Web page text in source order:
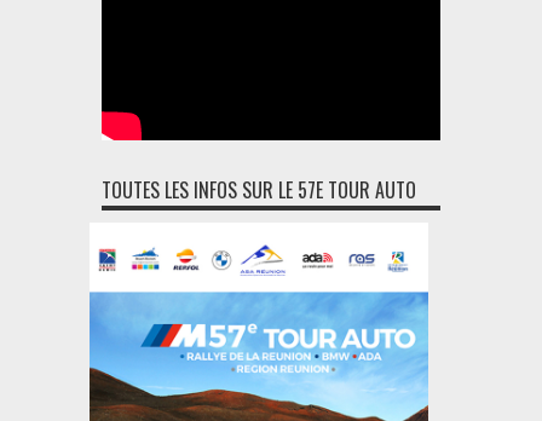
TOUTES LES INFOS SUR LE 57E TOUR AUTO